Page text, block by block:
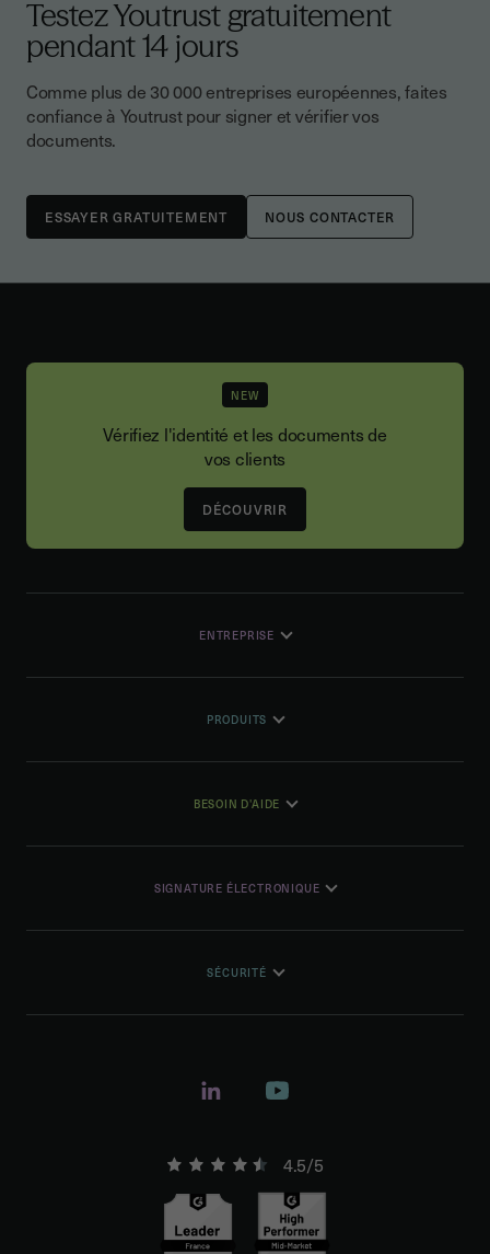
Testez Youtrust gratuitement
pendant 14 jours
Comme plus de 30 000 entreprises européennes, faites
confiance à Youtrust pour signer et vérifier vos
documents.
NOUS CONTACTER
NEW
Vérifiez l'identité et les documents de
vos clients
DÉCOUVRIR
ENTREPRISE
PRODUITS
BESOIN D'AIDE
SIGNATURE ÉLECTRONIQUE
SÉCURITÉ
4.5/5